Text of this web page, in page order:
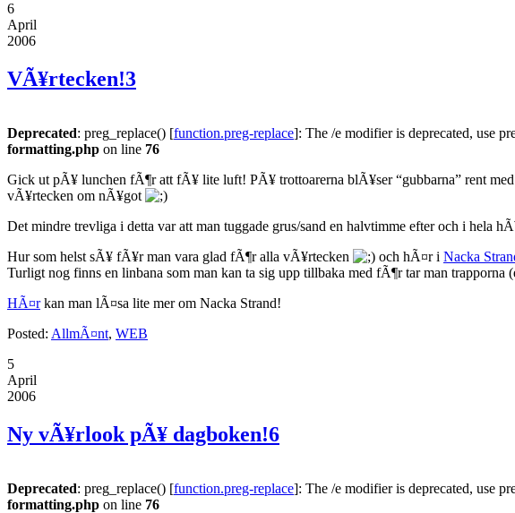
6
April
2006
VÃ¥rtecken!3
Deprecated: preg_replace() [function.preg-replace]: The /e modifier is deprecated, use
formatting.php on line 76
Gick ut pÃ¥ lunchen fÃ¶r att fÃ¥ lite luft! PÃ¥ trottoarerna blÃ¥ser “gubbarna” rent
vÃ¥rtecken om nÃ¥got
Det mindre trevliga i detta var att man tuggade grus/sand en halvtimme efter och i hela
Hur som helst sÃ¥ fÃ¥r man vara glad fÃ¶r alla vÃ¥rtecken
och hÃ¤r i Nacka
Turligt nog finns en linbana som man kan ta sig upp tillbaka med fÃ¶r tar man
HÃ¤rkan man lÃ¤sa lite mer om Nacka Strand!
Posted: AllmÃ¤nt, WEB
5
April
2006
Ny vÃ¥rlook pÃ¥ dagboken!6
Deprecated: preg_replace() [function.preg-replace]: The /e modifier is deprecated, use
formatting.php on line 76